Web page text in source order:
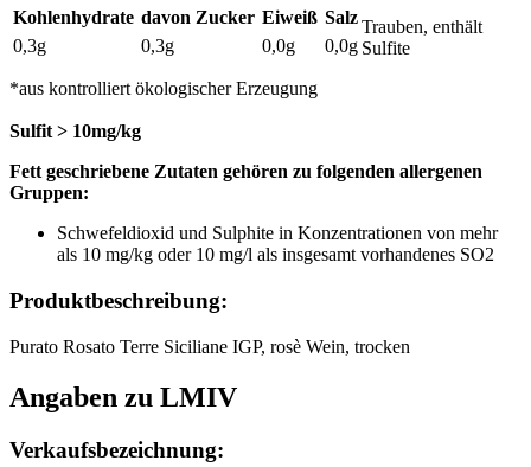
Kohlenhydrate
0,3g
davon Zucker
0,3g
Eiweiß
0,0g
Salz
0,0g
Trauben, enthält
Sulfite
*aus kontrolliert ökologischer Erzeugung
Sulfit > 10mg/kg
Fett geschriebene Zutaten gehören zu folgenden allergenen
Gruppen:
Schwefeldioxid und Sulphite in Konzentrationen von mehr
als 10 mg/kg oder 10 mg/l als insgesamt vorhandenes SO2
Produktbeschreibung:
Purato Rosato Terre Siciliane IGP, rosè Wein, trocken
Angaben zu LMIV
Verkaufsbezeichnung: